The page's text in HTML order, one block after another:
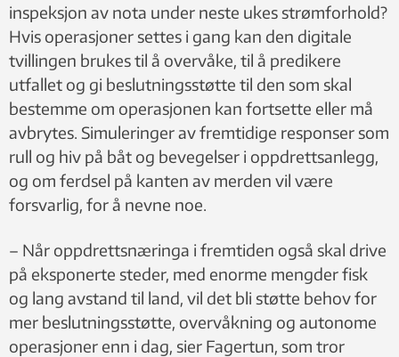
inspeksjon av nota under neste ukes strømforhold?
Hvis operasjoner settes i gang kan den digitale
tvillingen brukes til å overvåke, til å predikere
utfallet og gi beslutningsstøtte til den som skal
bestemme om operasjonen kan fortsette eller må
avbrytes. Simuleringer av fremtidige responser som
rull og hiv på båt og bevegelser i oppdrettsanlegg,
og om ferdsel på kanten av merden vil være
forsvarlig, for å nevne noe.
– Når oppdrettsnæringa i fremtiden også skal drive
på eksponerte steder, med enorme mengder fisk
og lang avstand til land, vil det bli støtte behov for
mer beslutningsstøtte, overvåkning og autonome
operasjoner enn i dag, sier Fagertun, som tror